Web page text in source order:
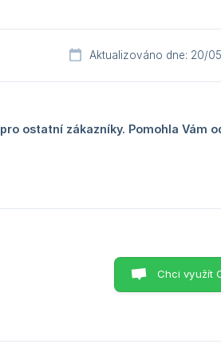
Aktualizováno dne: 20/
ostatní zákazníky. Pomohla Vám
Chci využít